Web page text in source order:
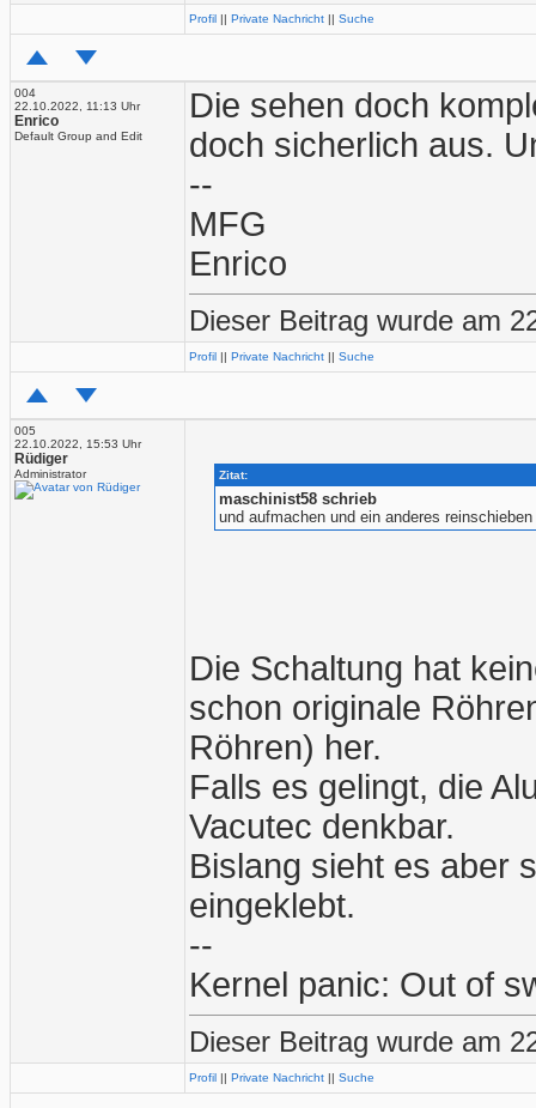
Profil || Private Nachricht || Suche
004
22.10.2022, 11:13 Uhr
Enrico
Default Group and Edit
Die sehen doch
doch sicherlich aus.
--
MFG
Enrico
Dieser Beitrag wurde am
Profil || Private Nachricht || Suche
005
22.10.2022, 15:53 Uhr
Rüdiger
Administrator Zitat:
maschinist58 schrieb
und aufmachen und ein anderes reinschieben
Die Schaltung hat
schon originale
Röhren) her.
Falls es gelingt, die
Vacutec denkbar.
Bislang sieht es aber
eingeklebt.
--
Kernel panic: Out of
Dieser Beitrag wurde am
Profil || Private Nachricht || Suche